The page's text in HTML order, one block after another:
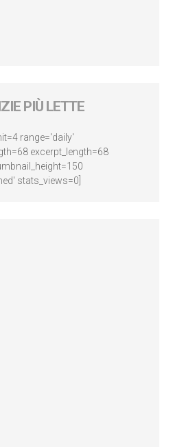
PIÙ LETTE
range='daily'
excerpt_length=68
stats_views=0]